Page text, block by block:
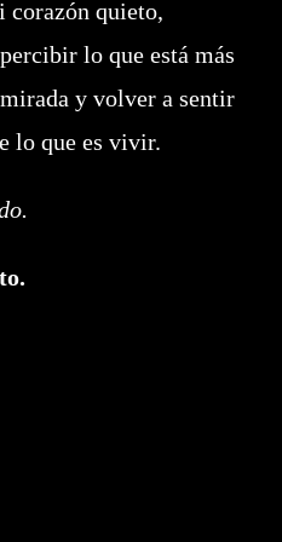
corazón quieto,
lo que está más
y volver a sentir
lo que es vivir.